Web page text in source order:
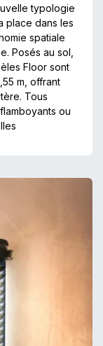
typologie
place dans les
spatiale
Posés au sol,
Floor sont
m, offrant
Tous
ou